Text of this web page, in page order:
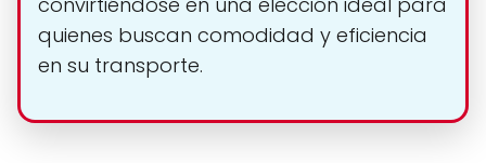
quienes buscan comodidad y eficiencia
en su transporte.